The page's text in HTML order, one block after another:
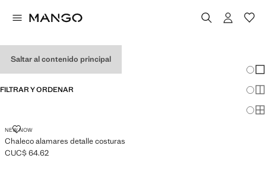
Saltar al contenido principal
FILTRAR Y ORDENAR
NEW NOW
Chaleco alamares detalle costuras
CHALECO ALAMARES DETALLE COSTURAS
Precio actual [CUC$ 64.62 ]
CUC$ 64.62